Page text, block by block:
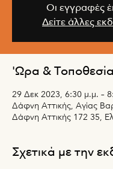
Οι εγγραφές
Δείτε άλλες
'Ωρα & Τοποθεσία
29 Δεκ 2023, 6:30 μ.μ. –
Δάφνη Αττικής, Αγίας
Δάφνη Αττικής 172 35,
Σχετικά με την